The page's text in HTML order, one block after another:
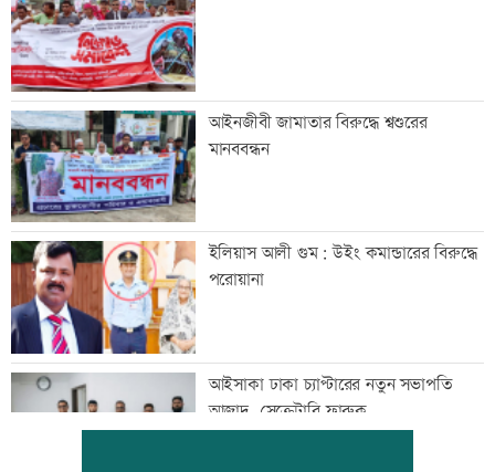
আইনজীবী জামাতার বিরুদ্ধে শ্বশুরের
মানববন্ধন
ইলিয়াস আলী গুম: উইং কমান্ডারের বিরুদ্ধে
পরোয়ানা
আইসাকা ঢাকা চ্যাপ্টারের নতুন সভাপতি
আজাদ, সেক্রেটারি ফারুক